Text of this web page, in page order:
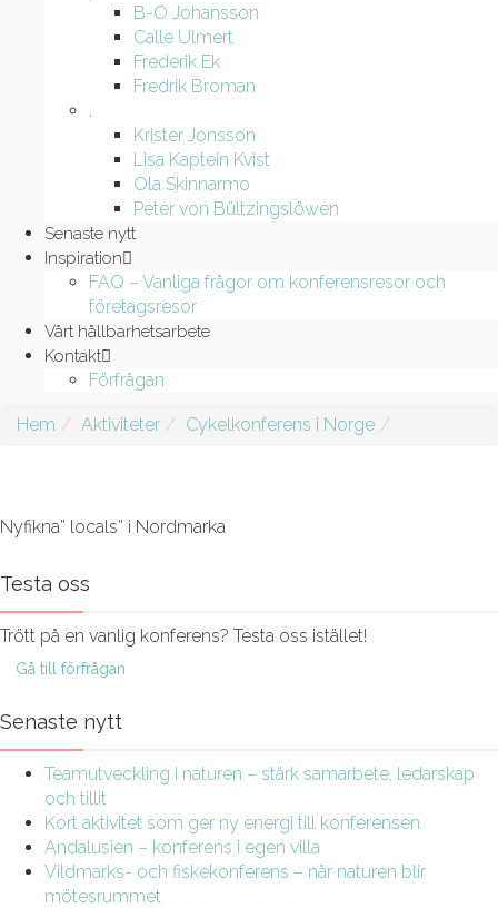
B-O Johansson
Calle Ulmert
Frederik Ek
Fredrik Broman
.
Krister Jonsson
Lisa Kaptein Kvist
Ola Skinnarmo
Peter von Bültzingslöwen
Senaste nytt
Inspiration
FAQ – Vanliga frågor om konferensresor och
företagsresor
Vårt hållbarhetsarbete
Kontakt
Förfrågan
Hem Aktiviteter Cykelkonferens i Norge
Nyfikna” locals” i Nordmarka
Testa oss
Trött på en vanlig konferens? Testa oss istället!
Gå till förfrågan
Senaste nytt
Teamutveckling i naturen – stärk samarbete, ledarskap
och tillit
Kort aktivitet som ger ny energi till konferensen
Andalusien – konferens i egen villa
Vildmarks- och fiskekonferens – när naturen blir
mötesrummet